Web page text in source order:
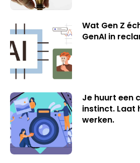
Wat Gen Z
GenAI in
Je huurt een
instinct. Laat
werken.